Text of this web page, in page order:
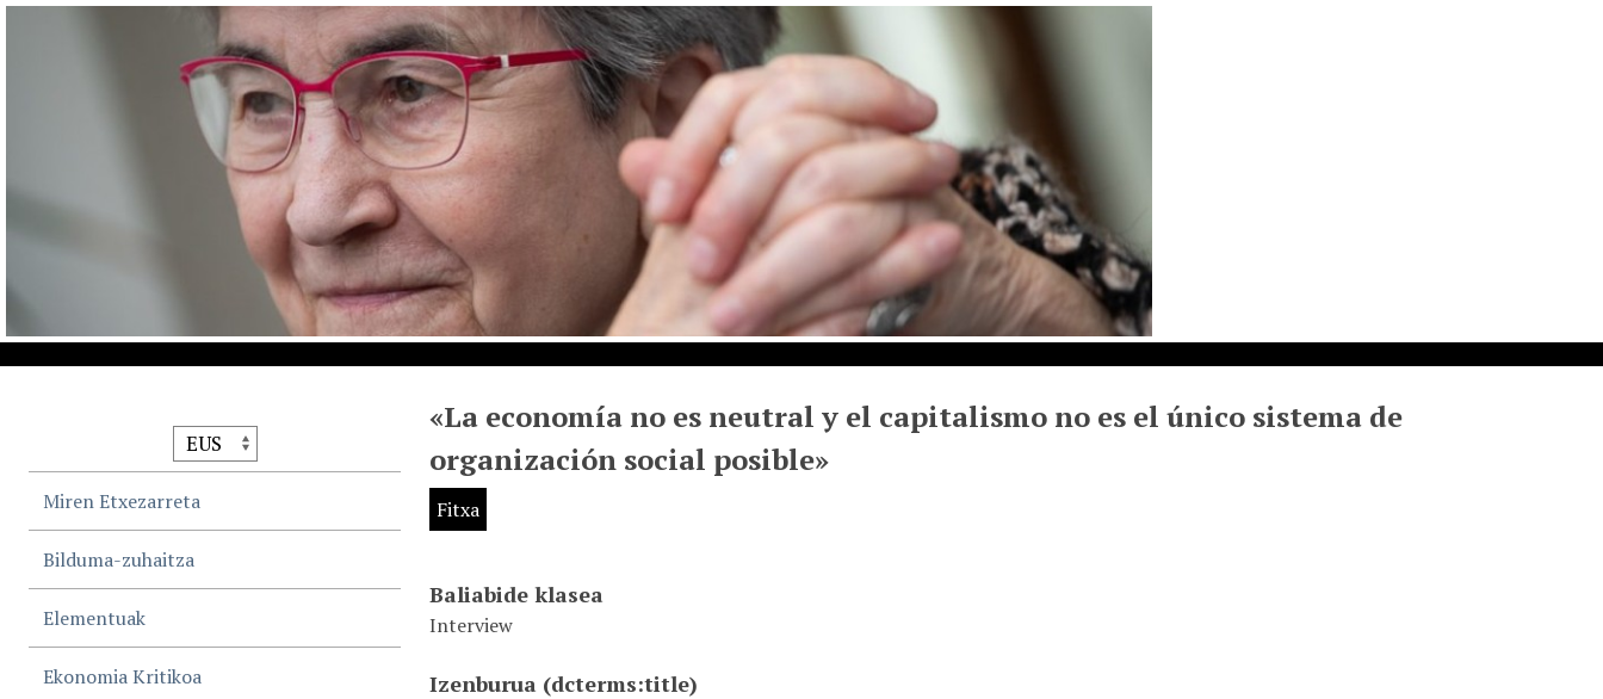
Miren Etxezarreta
Bilduma-zuhaitza
Elementuak
Ekonomia Kritikoa
«La economía no es neutral y el capitalismo no es el único sistema de
organización social posible»
Fitxa
Baliabide klasea
Interview
Izenburua (dcterms:title)